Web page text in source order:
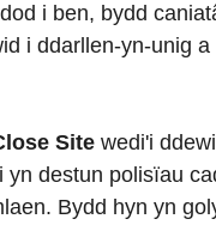
i ben, bydd
i ddarllen-yn-unig
Site wedi'i
yn destun polisïau
Bydd hyn yn